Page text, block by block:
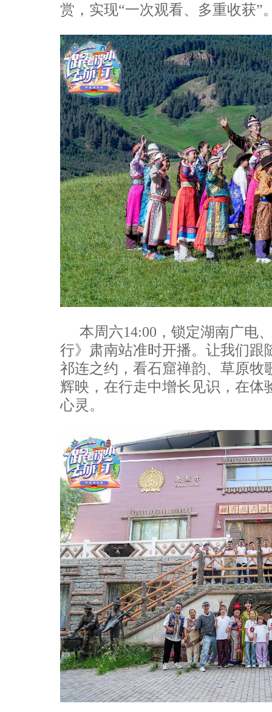
赏，实现“一次观看、多重收获”
本周六14:00，锁定湖南广电
行》肃南站准时开播。让我们跟
祁连之约，看石窟禅韵、草原牧
辉映，在行走中增长见识，在体
心灵。